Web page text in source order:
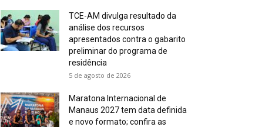
TCE-AM divulga resultado da
análise dos recursos
apresentados contra o gabarito
preliminar do programa de
residência
5 de agosto de 2026
Maratona Internacional de
Manaus 2027 tem data definida
e novo formato; confira as